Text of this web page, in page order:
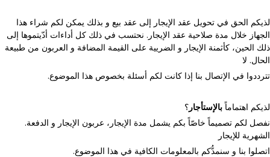
لذيكم الحق في تحويل عقد الإيجار إلى عقد بيع و بذلك يمكن لكم شراء هذا
الجهاز خلال مدة صلاحية عقد الإيجار. نحتسب في ذلك كل أداءات أدّيتموها إلى
ذلك الحين، كأثمنة الإيجار و الضريية على القيمة المضافة و العربون من طبيعة
الحال. لا
.تترددوا في الإتصال بنا إذا كانت لكم أسئلة بخصوص هذا الموضوع
لذيكم اهتماماًبالإستأجار ؟
.نفصل لكم تصميماً خاصّاً بكم يشمل مدة الإيجار، عربون الإيجار و الدفعة
الشهرية للإيجار
.اتصلوا بنا و سنمدُّكم بالمعلومات الكافية في هذا الموضوع